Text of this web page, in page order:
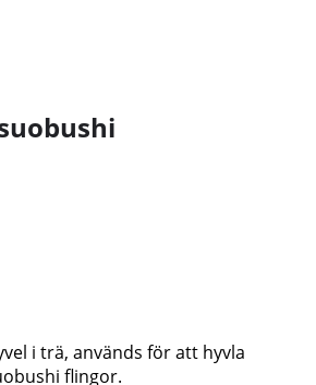
i trä, används för att hyvla
flingor.